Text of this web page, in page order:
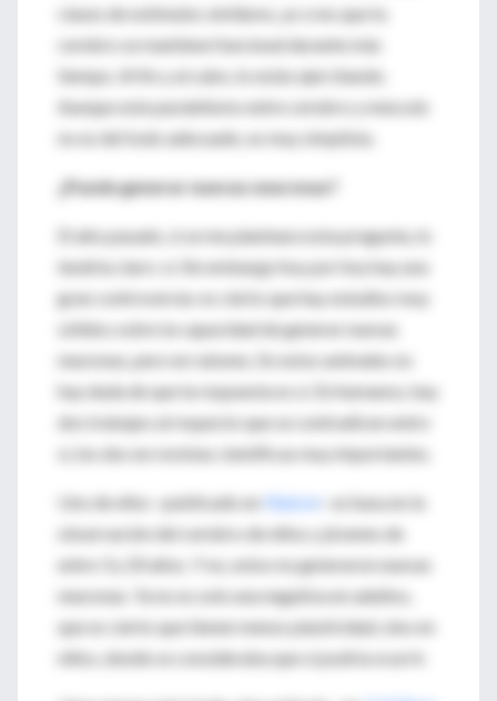
clases de estímulos similares, yo creo que tu
cerebro se mantiene funcional durante más
tiempo. Al fin y al cabo, lo estás ejercitando.
Aunque este paralelismo entre cerebro y músculo
no es del todo adecuado, es muy simplista.
¿Puede generar nuevas neuronas?
El año pasado, si se me planteara esta pregunta, lo
tendría claro: sí. Sin embargo hoy por hoy hay una
gran controversia: es cierto que hay estudios muy
sólidos sobre la capacidad de generar nuevas
neuronas, pero en ratones. En estos animales no
hay duda de que la respuesta es sí. En humanos, hay
dos trabajos al respecto que se contradicen entre
sí, los dos en revistas científicas muy importantes.
Uno de ellos –publicado en Nature
– se basa en la
observación del cerebro de niños y jóvenes de
entre 3 y 20 años. Y no, estos no generaron nuevas
neuronas. Ya no es solo una negativa en adultos,
que es cierto que tienen menos plasticidad, sino en
niños, donde se consideraba que sí podría ocurrir.